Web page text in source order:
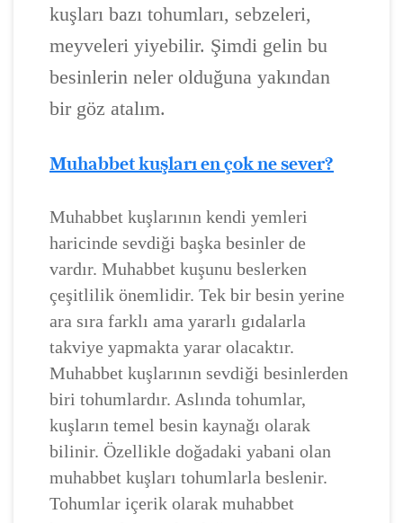
kuşları bazı tohumları, sebzeleri,
meyveleri yiyebilir. Şimdi gelin bu
besinlerin neler olduğuna yakından
bir göz atalım.
Muhabbet kuşları en çok ne sever?
Muhabbet kuşlarının kendi yemleri
haricinde sevdiği başka besinler de
vardır. Muhabbet kuşunu beslerken
çeşitlilik önemlidir. Tek bir besin yerine
ara sıra farklı ama yararlı gıdalarla
takviye yapmakta yarar olacaktır.
Muhabbet kuşlarının sevdiği besinlerden
biri tohumlardır. Aslında tohumlar,
kuşların temel besin kaynağı olarak
bilinir. Özellikle doğadaki yabani olan
muhabbet kuşları tohumlarla beslenir.
Tohumlar içerik olarak muhabbet